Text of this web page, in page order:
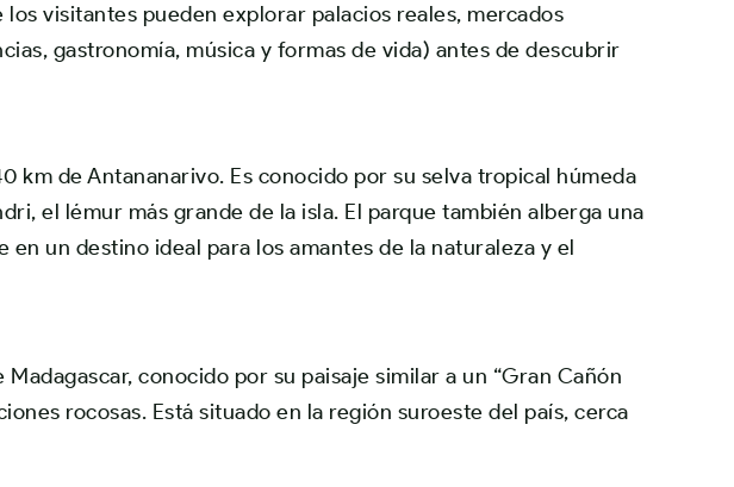
visitantes pueden explorar palacios reales, mercados
gastronomía, música y formas de vida) antes de descubrir
km deAntananarivo. Es conocido por su selva tropical húmeda
, el lémur más grande de la isla. El parque también alberga una
un destino ideal para los amantes de la naturaleza y el
conocido por su paisaje similar a un “Gran Cañón
rocosas. Está situado en la región suroeste del país, cerca